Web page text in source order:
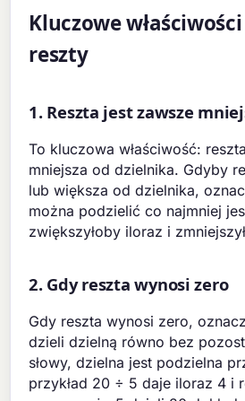
Kluczowe
reszty
1. Reszta jest zawsze
To kluczowa właściwość:
mniejsza od dzielnika. Gdyby
lub większa od dzielnika,
można podzielić co najmniej
zwiększyłoby iloraz i
2. Gdy reszta wynosi zero
Gdy reszta wynosi zero,
dzieli dzielną równo bez
słowy, dzielna jest podzielna
przykład 20 ÷ 5 daje iloraz 4 i